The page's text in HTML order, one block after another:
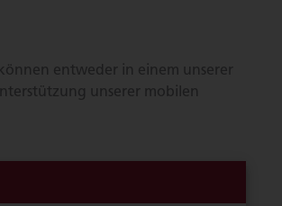
entweder in einem unserer
unserer mobilen